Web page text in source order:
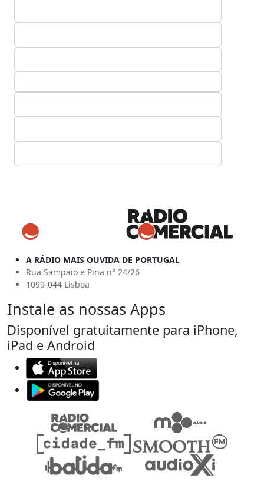
A RÁDIO MAIS OUVIDA DE PORTUGAL
Rua Sampaio e Pina n° 24/26
1099-044 Lisboa
Instale as nossas Apps
Disponível gratuitamente para iPhone,
iPad e Android